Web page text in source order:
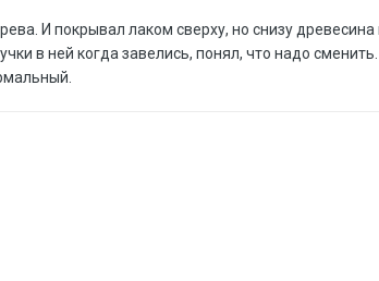
И покрывал лаком сверху, но снизу древесина
в ней когда завелись, понял, что надо